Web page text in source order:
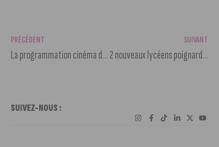
PRÉCÉDENT
La programmation cinéma du 2 au 8 février 2022
SUIVANT
2 nouveaux lycéens poignardés à Dijon
SUIVEZ-NOUS :